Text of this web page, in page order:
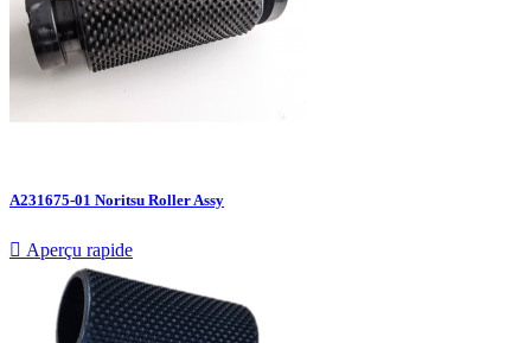
A231675-01 Noritsu Roller Assy
 Aperçu rapide